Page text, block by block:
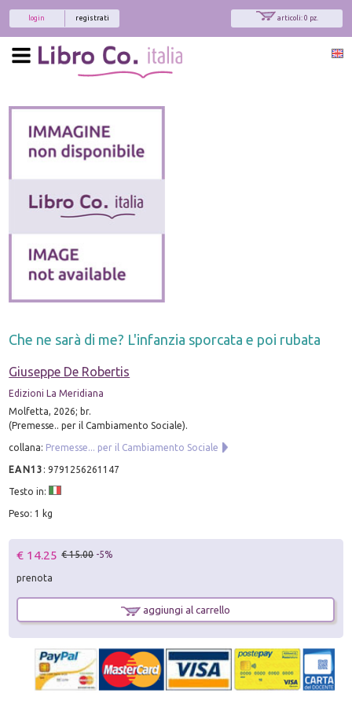
articoli: 0 pz.
registrati
login
Che ne sarà di me? L'infanzia sporcata e poi rubata
Giuseppe De Robertis
Edizioni La Meridiana
Molfetta, 2026; br.
(Premesse.. per il Cambiamento Sociale).
collana: Premesse... per il Cambiamento Sociale
EAN13 :9791256261147
Testo in:
Peso: 1 kg
€ 14.25 € 15.00 -5%
prenota
aggiungi al carrello